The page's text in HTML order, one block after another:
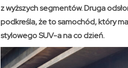
z wyższych segmentów. Druga
podkreśla, że to samochód, który
stylowego SUV-a na co dzień.